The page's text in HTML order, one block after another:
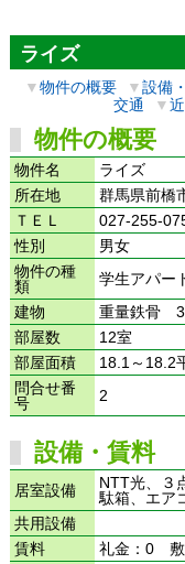
ライズ
▼物件の概要 ▼設備
交通
▼
物件の概要
物件名
ライズ
所在地
群馬県前橋
ＴＥＬ
027-255-
性別
男女
物件の種
類
学生アパー
建物
重量鉄骨 3
部屋数
12室
部屋面積
18.1～18.2
問合せ番
号
2
設備・賃料
居室設備
NTT光、３
駄箱、エア
共用設備
賃料
礼金：0